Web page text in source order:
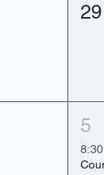
29
5
8:30